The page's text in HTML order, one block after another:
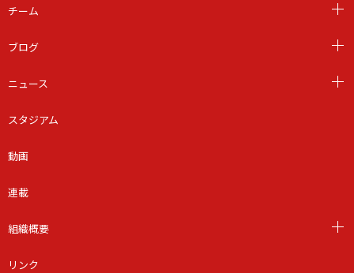
チーム
ブログ
ニュース
スタジアム
動画
連載
組織概要
リンク